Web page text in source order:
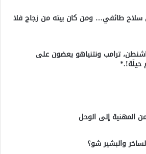
سلاح طائفي… ومن كان بيته من زجاج فلا
ترامب ونتنياهو يعضون على
حيلَة!.*
المهنية إلى الوحل
والبشير شو؟